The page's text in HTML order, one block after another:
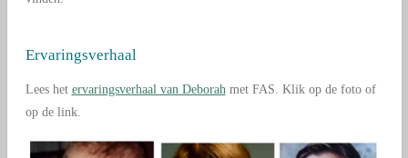
Ervaringsverhaal
Lees het ervaringsverhaal van Deborahmet FAS. Klik op de foto of
op de link.